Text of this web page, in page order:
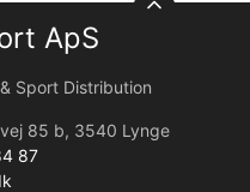
ApS
Sport Distribution
85 b, 3540 Lynge
87